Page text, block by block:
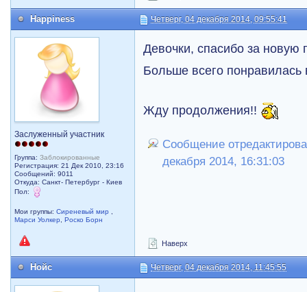
Happiness Четверг, 04 декабря 2014, 09:55:41
Заслуженный участник
Группа:Заблокированные
Регистрация: 21 Дек 2010, 23:16
Сообщений: 9011
Откуда: Санкт- Петербург - Киев
Пол:
Мои группы:Сиреневый мир
Марси Уолкер
,Роско Борн
Девочки, спасибо за новую
Больше всего понравилась
Жду продолжения!!
Сообщение
декабря 2014, 16:31:03
Наверх
Нойс Четверг, 04 декабря 2014, 11:45:55